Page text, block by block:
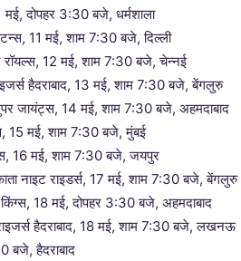
दोपहर 3:30 बजे, धर्मशाला
11 मई, शाम 7:30 बजे, दिल्ली
12 मई, शाम 7:30 बजे, चेन्नई
हैदराबाद, 13 मई, शाम 7:30 बजे, बेंगलुरु
जायंट्स, 14 मई, शाम 7:30 बजे, अहमदाबाद
15 मई, शाम 7:30 बजे, मुंबई
16 मई, शाम 7:30 बजे, जयपुर
नाइट राइडर्स, 17 मई, शाम 7:30 बजे, बेंगलुरु
18 मई, दोपहर 3:30 बजे, अहमदाबाद
हैदराबाद, 18 मई, शाम 7:30 बजे, लखनऊ
बजे, हैदराबाद